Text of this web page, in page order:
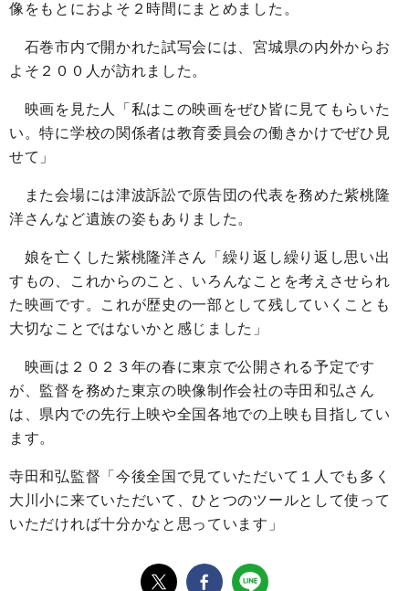
像をもとにおよそ２時間にまとめました。
石巻市内で開かれた試写会には、宮城県の内外からお
よそ２００人が訪れました。
映画を見た人「私はこの映画をぜひ皆に見てもらいた
い。特に学校の関係者は教育委員会の働きかけでぜひ見
せて」
また会場には津波訴訟で原告団の代表を務めた紫桃隆
洋さんなど遺族の姿もありました。
娘を亡くした紫桃隆洋さん「繰り返し繰り返し思い出
すもの、これからのこと、いろんなことを考えさせられ
た映画です。これが歴史の一部として残していくことも
大切なことではないかと感じました」
映画は２０２３年の春に東京で公開される予定です
が、監督を務めた東京の映像制作会社の寺田和弘さん
は、県内での先行上映や全国各地での上映も目指してい
ます。
寺田和弘監督「今後全国で見ていただいて１人でも多く
大川小に来ていただいて、ひとつのツールとして使って
いただければ十分かなと思っています」